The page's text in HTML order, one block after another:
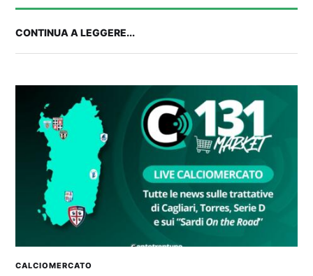
FANTA 131 LIVE | La nuova stagione al
fantacalcio: le novità di Fanta 131 e chi
CONTINUA A LEGGERE...
CALCIOMERCATO